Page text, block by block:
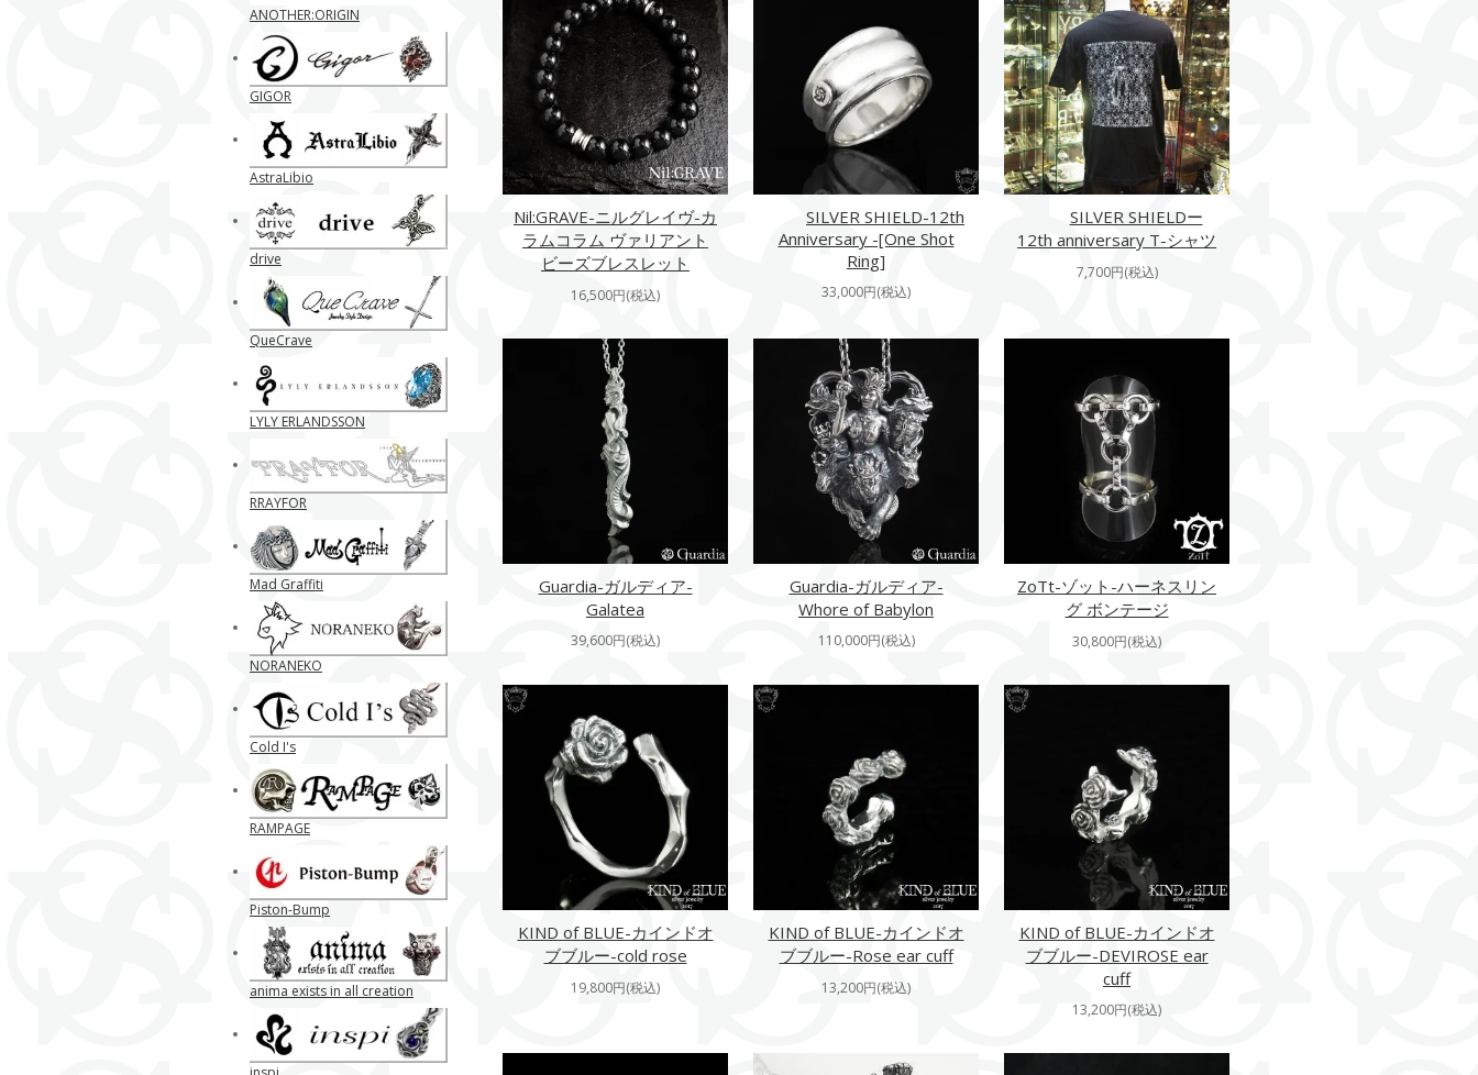
Nil:GRAVE-ニルグレイヴ-カ
ラムコラム ヴァリアント
ビーズブレスレット
16,500円(税込)
SILVER SHIELD-12th
Anniversary -[One Shot
Ring]
33,000円(税込)
SILVER SHIELDー
12th anniversary T-シャツ
7,700円(税込)
Guardia-ガルディア-
Galatea
39,600円(税込)
Guardia-ガルディア-
Whore of Babylon
110,000円(税込)
ZoTt-ゾット-ハーネスリン
グ ボンテージ
30,800円(税込)
KIND of BLUE-カインドオ
ブブルー-cold rose
19,800円(税込)
KIND of BLUE-カインドオ
ブブルー-Rose ear cuff
13,200円(税込)
KIND of BLUE-カインドオ
ブブルー-DEVIROSE ear
cuff
13,200円(税込)
ANOTHER:ORIGIN
GIGOR
AstraLibio
drive
QueCrave
LYLY ERLANDSSON
RRAYFOR
Mad Graffiti
NORANEKO
Cold I's
RAMPAGE
Piston-Bump
anima exists in all creation